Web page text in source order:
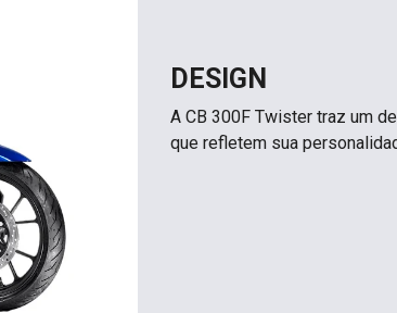
DESIGN
A CB 300F Twister traz um
que refletem sua